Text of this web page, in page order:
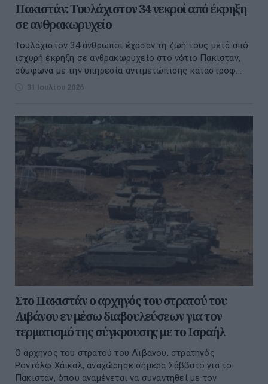
Πακιστάν: Τουλάχιστον 34 νεκροί από έκρηξη
σε ανθρακωρυχείο
Τουλάχιστον 34 άνθρωποι έχασαν τη ζωή τους μετά από
ισχυρή έκρηξη σε ανθρακωρυχείο στο νότιο Πακιστάν,
σύμφωνα με την υπηρεσία αντιμετώπισης καταστροφ...
31 Ιουλίου 2026
Στο Πακιστάν ο αρχηγός του στρατού του
Λιβάνου εν μέσω διαβουλεύσεων για τον
τερματισμό της σύγκρουσης με το Ισραήλ
Ο αρχηγός του στρατού του Λιβάνου, στρατηγός
Ροντόλφ Χάικαλ, αναχώρησε σήμερα Σάββατο για το
Πακιστάν, όπου αναμένεται να συναντηθεί με τον